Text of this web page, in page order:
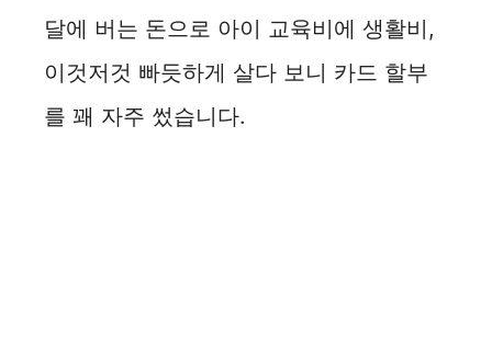
달에 버는 돈으로 아이 교육비에 생활비,
이것저것 빠듯하게 살다 보니 카드 할부
를 꽤 자주 썼습니다.